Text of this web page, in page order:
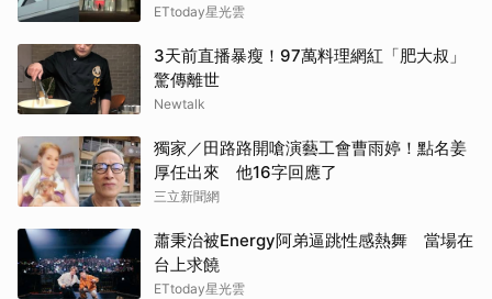
ETtoday星光雲
3天前直播暴瘦！97萬料理網紅「肥大叔」
驚傳離世
Newtalk
獨家／田路路開嗆演藝工會曹雨婷！點名姜
厚任出來 他16字回應了
三立新聞網
蕭秉治被Energy阿弟逼跳性感熱舞 當場在
台上求饒
ETtoday星光雲